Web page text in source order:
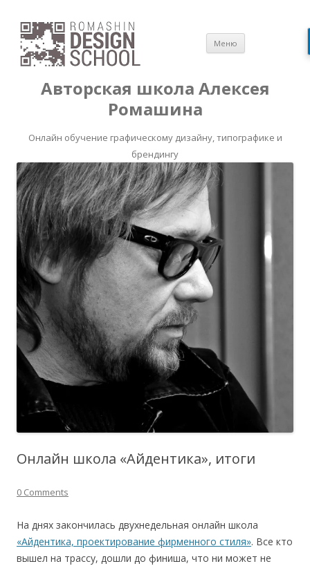
Авторская школа Алексея
Ромашина
Онлайн обучение графическому дизайну, типографике и
брендингу
Меню
содержимому
Онлайн школа «Айдентика», итоги
0 Comments
На днях закончилась двухнедельная онлайн школа
«Айдентика, проектирование фирменного стиля». Все кто
вышел на трассу, дошли до финиша, что ни может не